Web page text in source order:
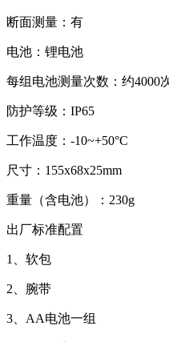
断面测量：有
电池：锂电池
每组电池测量次数：约4000
防护等级： IP65
工作温度： -10~+50°C
尺寸： 155x68x25mm
重量（含电池）： 230g
出厂标准配置
1、软包
2、腕带
3、 AA电池一组